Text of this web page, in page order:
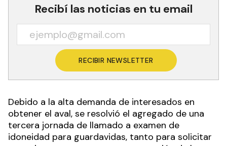
Recibí las noticias en tu email
RECIBIR NEWSLETTER
Debido a la alta demanda de interesados en
obtener el aval, se resolvió el agregado de una
tercera jornada de llamado a examen de
idoneidad para guardavidas, tanto para solicitar